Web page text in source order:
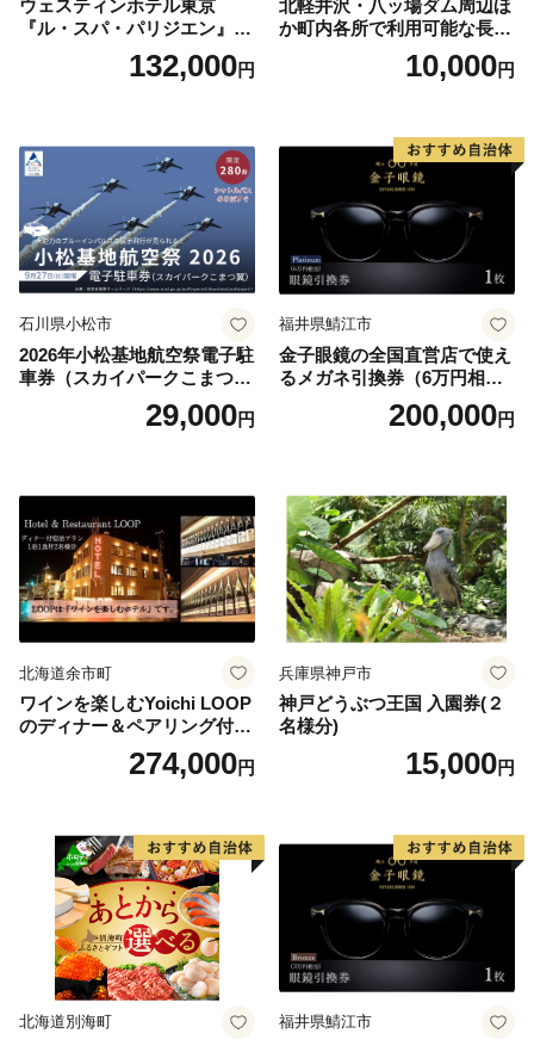
ウェスティンホテル東京
『ル・スパ・パリジエン』選
べるボディセラピー90分/1名
132,000円
北軽井沢・八ッ場ダム周辺ほ
か町内各所で利用可能な長野
原町ふるさと感謝券（3,000
円分）【トラベル 観光 旅行
10,000円
石川県小松市
2026年小松基地航空祭電子駐
車券（スカイパークこまつ
翼） 駐車場 シャトルバスの
りばすぐ 石川県 小松市
29,000円
福井県鯖江市
金子眼鏡の全国直営店で使え
るメガネ引換券（6万円相
当） Platinum200,000円
北海道余市町
ワインを楽しむYoichi LOOP
のディナー＆ペアリング付宿
泊プラン＜デラックスツイン
274,000円
兵庫県神戸市
神戸どうぶつ王国 入園券(２
名様分)
15,000円
北海道別海町 福井県鯖江市